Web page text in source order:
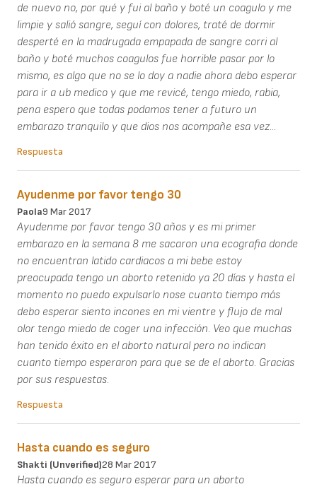
de nuevo no, por qué y fui al baño y boté un coagulo y me
limpie y salió sangre, seguí con dolores, traté de dormir
desperté en la madrugada empapada de sangre corri al
baño y boté muchos coagulos fue horrible pasar por lo
mismo, es algo que no se lo doy a nadie ahora debo esperar
para ir a ub medico y que me revicé, tengo miedo, rabia,
pena espero que todas podamos tener a futuro un
embarazo tranquilo y que dios nos acompañe esa vez...
Respuesta
Ayudenme por favor tengo 30
Paola9 Mar 2017
Ayudenme por favor tengo 30 años y es mi primer
embarazo en la semana 8 me sacaron una ecografia donde
no encuentran latido cardiacos a mi bebe estoy
preocupada tengo un aborto retenido ya 20 días y hasta el
momento no puedo expulsarlo nose cuanto tiempo más
debo esperar siento incones en mi vientre y flujo de mal
olor tengo miedo de coger una infección. Veo que muchas
han tenido éxito en el aborto natural pero no indican
cuanto tiempo esperaron para que se de el aborto. Gracias
por sus respuestas.
Respuesta
Hasta cuando es seguro
Shakti (unverified)28 Mar 2017
Hasta cuando es seguro esperar para un aborto